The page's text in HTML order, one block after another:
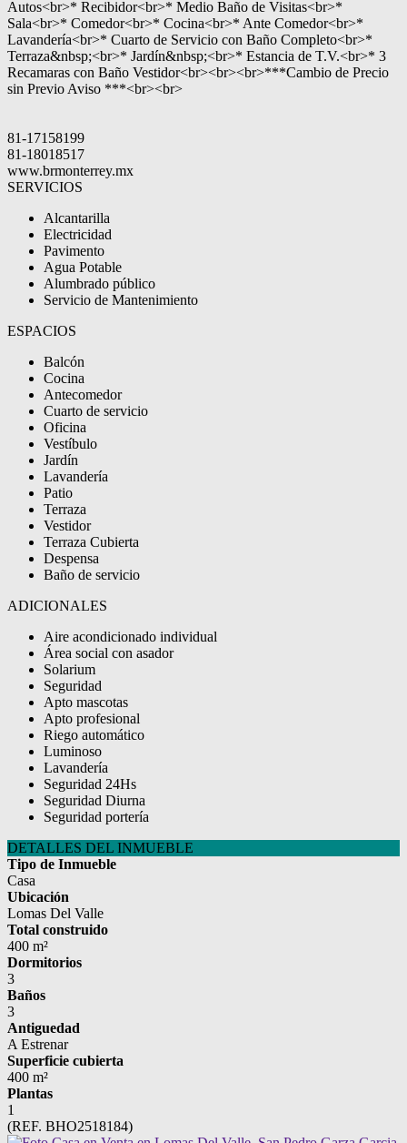
Autos<br>* Recibidor<br>* Medio Baño de Visitas<br>*
Sala<br>* Comedor<br>* Cocina<br>* Ante Comedor<br>*
Lavandería<br>* Cuarto de Servicio con Baño Completo<br>*
Terraza&nbsp;<br>* Jardín&nbsp;<br>* Estancia de T.V.<br>* 3
Recamaras con Baño Vestidor<br><br><br>***Cambio de Precio
sin Previo Aviso ***<br><br>
81-17158199
81-18018517
www.brmonterrey.mx
SERVICIOS
Alcantarilla
Electricidad
Pavimento
Agua Potable
Alumbrado público
Servicio de Mantenimiento
ESPACIOS
Balcón
Cocina
Antecomedor
Cuarto de servicio
Oficina
Vestíbulo
Jardín
Lavandería
Patio
Terraza
Vestidor
Terraza Cubierta
Despensa
Baño de servicio
ADICIONALES
Aire acondicionado individual
Área social con asador
Solarium
Seguridad
Apto mascotas
Apto profesional
Riego automático
Luminoso
Lavandería
Seguridad 24Hs
Seguridad Diurna
Seguridad portería
DETALLES DEL INMUEBLE
Tipo de Inmueble
Casa
Ubicación
Lomas Del Valle
Total construido
400 m²
Dormitorios
3
Baños
3
Antiguedad
A Estrenar
Superficie cubierta
400 m²
Plantas
1
(REF. BHO2518184)